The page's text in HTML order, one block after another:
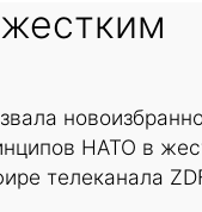
НАТО в
телеканала